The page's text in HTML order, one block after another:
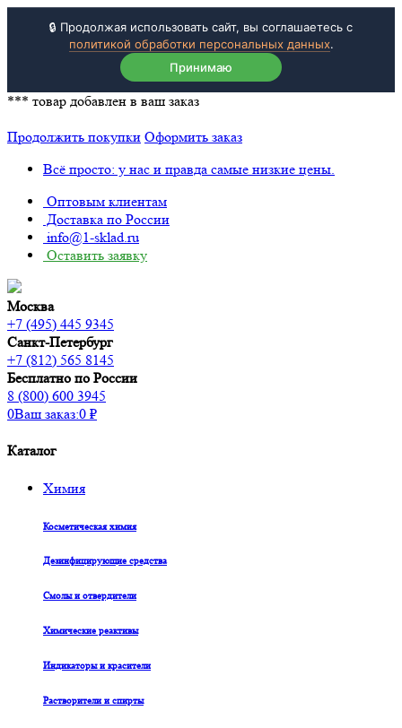
🔒 Продолжая использовать сайт, вы соглашаетесь с
политикой обработки персональных данных.
Принимаю
*** товар добавлен в ваш заказ
Продолжить покупки Оформить заказ
Всё просто: у нас и правда самые низкие цены.
Оптовым клиентам
Доставка по России
info@1-sklad.ru
Оставить заявку
Москва
+7 (495) 445 9345
Санкт-Петербург
+7 (812) 565 8145
Бесплатно по России
8 (800) 600 3945
0Ваш заказ:0 ₽
Каталог
Химия
Косметическая химия
Дезинфицирующие средства
Смолы и отвердители
Химические реактивы
Индикаторы и красители
Растворители и спирты